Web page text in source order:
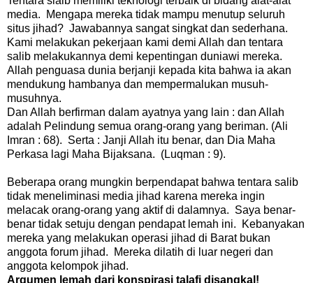
media. Mengapa mereka tidak mampu menutup seluruh
situs jihad? Jawabannya sangat singkat dan sederhana.
Kami melakukan pekerjaan kami demi Allah dan tentara
salib melakukannya demi kepentingan duniawi mereka.
Allah penguasa dunia berjanji kepada kita bahwa ia akan
mendukung hambanya dan mempermalukan musuh-
musuhnya.
Dan Allah berfirman dalam ayatnya yang lain : dan Allah
adalah Pelindung semua orang-orang yang beriman. (Ali
Imran : 68). Serta : Janji Allah itu benar, dan Dia Maha
Perkasa lagi Maha Bijaksana. (Luqman : 9).
Beberapa orang mungkin berpendapat bahwa tentara salib
tidak meneliminasi media jihad karena mereka ingin
melacak orang-orang yang aktif di dalamnya. Saya benar-
benar tidak setuju dengan pendapat lemah ini. Kebanyakan
mereka yang melakukan operasi jihad di Barat bukan
anggota forum jihad. Mereka dilatih di luar negeri dan
anggota kelompok jihad.
Argumen lemah dari konspirasi talafi disangkal!